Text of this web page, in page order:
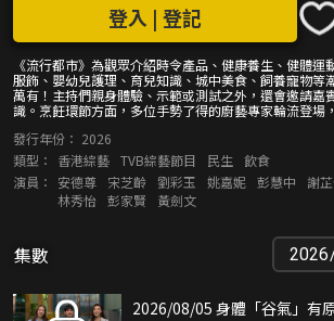
《流行都市》為觀眾介紹時令產品、健康養生、健體運
服飾、嬰幼兒護理、育兒知識、城中美食、飼養寵物等
萬有！主持們親身體驗、示範或測試之外，還會邀請嘉
識。烹飪環節方面，多位手勢了得的廚藝專家輪流登場
登入 | 登記
發行年份： 2026
類型：
香港綜藝 TVB綜藝節目 民生 飲食
演員：
安德尊 宋芝齡 劉彩玉 姚嘉妮 彭慧中 謝
林秀怡 彭家賢 黃劍文
集數
2026/08/05 身體「谷氣」有